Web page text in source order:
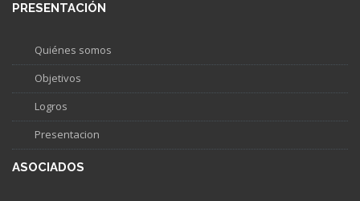
PRESENTACIÓN
Quiénes somos
Objetivos
Logros
Presentacion
ASOCIADOS